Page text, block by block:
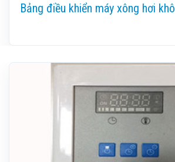
Bảng điều khiển máy xông hơi khô